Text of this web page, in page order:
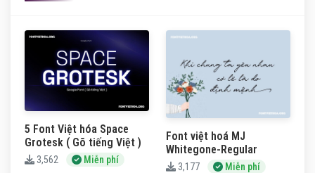
5 Font Việt hóa Space
Grotesk ( Gõ tiếng Việt )
3,562 Miễn phí
Font việt hoá MJ
Whitegone-Regular
3,177 Miễn phí